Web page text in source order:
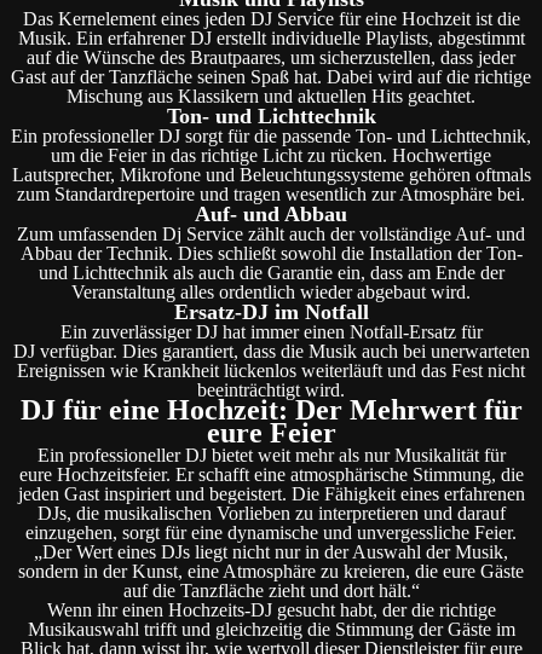
Das Kernelement eines jeden DJ Service für eine Hochzeit ist die
Musik. Ein erfahrener DJ erstellt individuelle Playlists, abgestimmt
auf die Wünsche des Brautpaares, um sicherzustellen, dass jeder
Gast auf der Tanzfläche seinen Spaß hat. Dabei wird auf die richtige
Mischung aus Klassikern und aktuellen Hits geachtet.
Ton- und Lichttechnik
Ein professioneller DJ sorgt für die passende Ton- und Lichttechnik,
um die Feier in das richtige Licht zu rücken. Hochwertige
Lautsprecher, Mikrofone und Beleuchtungssysteme gehören oftmals
zum Standardrepertoire und tragen wesentlich zur Atmosphäre bei.
Auf- und Abbau
Zum umfassenden Dj Service zählt auch der vollständige Auf- und
Abbau der Technik. Dies schließt sowohl die Installation der Ton-
und Lichttechnik als auch die Garantie ein, dass am Ende der
Veranstaltung alles ordentlich wieder abgebaut wird.
Ersatz-DJ im Notfall
Ein zuverlässiger DJ hat immer einen Notfall-Ersatz für
DJ verfügbar. Dies garantiert, dass die Musik auch bei unerwarteten
Ereignissen wie Krankheit lückenlos weiterläuft und das Fest nicht
beeinträchtigt wird.
DJ für eine Hochzeit: Der Mehrwert für
eure Feier
Ein professioneller DJ bietet weit mehr als nur Musikalität für
eure Hochzeitsfeier. Er schafft eine atmosphärische Stimmung, die
jeden Gast inspiriert und begeistert. Die Fähigkeit eines erfahrenen
DJs, die musikalischen Vorlieben zu interpretieren und darauf
einzugehen, sorgt für eine dynamische und unvergessliche Feier.
„Der Wert eines DJs liegt nicht nur in der Auswahl der Musik,
sondern in der Kunst, eine Atmosphäre zu kreieren, die eure Gäste
auf die Tanzfläche zieht und dort hält.“
Wenn ihr einen Hochzeits-DJ gesucht habt, der die richtige
Musikauswahl trifft und gleichzeitig die Stimmung der Gäste im
Blick hat, dann wisst ihr, wie wertvoll dieser Dienstleister für eure